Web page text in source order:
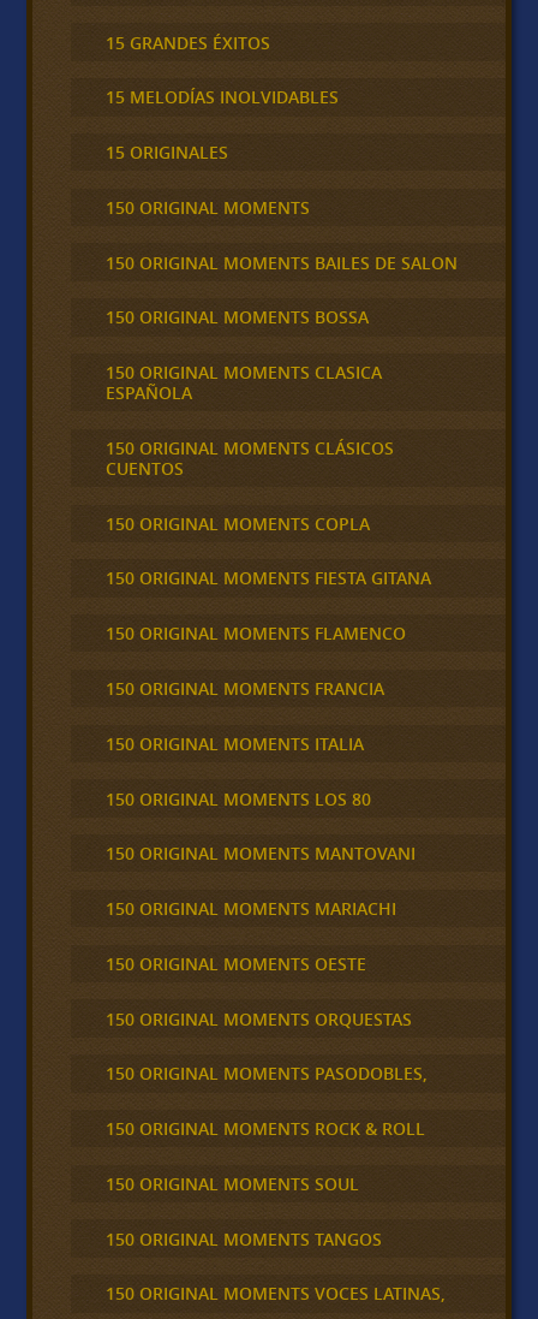
15 GRANDES ÉXITOS
15 MELODÍAS INOLVIDABLES
15 ORIGINALES
150 ORIGINAL MOMENTS
150 ORIGINAL MOMENTS BAILES DE SALON
150 ORIGINAL MOMENTS BOSSA
150 ORIGINAL MOMENTS CLASICA
ESPAÑOLA
150 ORIGINAL MOMENTS CLÁSICOS
CUENTOS
150 ORIGINAL MOMENTS COPLA
150 ORIGINAL MOMENTS FIESTA GITANA
150 ORIGINAL MOMENTS FLAMENCO
150 ORIGINAL MOMENTS FRANCIA
150 ORIGINAL MOMENTS ITALIA
150 ORIGINAL MOMENTS LOS 80
150 ORIGINAL MOMENTS MANTOVANI
150 ORIGINAL MOMENTS MARIACHI
150 ORIGINAL MOMENTS OESTE
150 ORIGINAL MOMENTS ORQUESTAS
150 ORIGINAL MOMENTS PASODOBLES,
150 ORIGINAL MOMENTS ROCK & ROLL
150 ORIGINAL MOMENTS SOUL
150 ORIGINAL MOMENTS TANGOS
150 ORIGINAL MOMENTS VOCES LATINAS,